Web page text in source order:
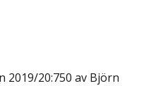
20:750 av Björn